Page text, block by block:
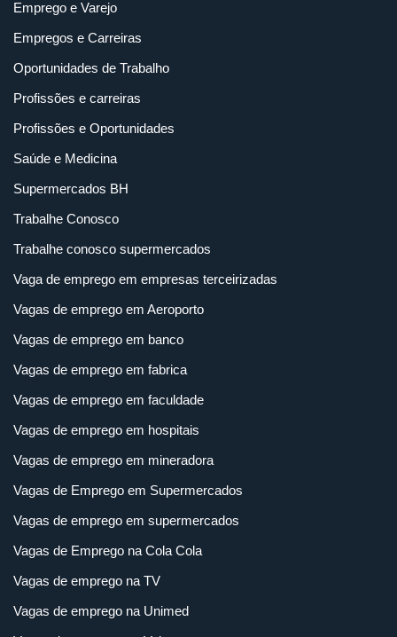
Emprego e Varejo
Empregos e Carreiras
Oportunidades de Trabalho
Profissões e carreiras
Profissões e Oportunidades
Saúde e Medicina
Supermercados BH
Trabalhe Conosco
Trabalhe conosco supermercados
Vaga de emprego em empresas terceirizadas
Vagas de emprego em Aeroporto
Vagas de emprego em banco
Vagas de emprego em fabrica
Vagas de emprego em faculdade
Vagas de emprego em hospitais
Vagas de emprego em mineradora
Vagas de Emprego em Supermercados
Vagas de emprego em supermercados
Vagas de Emprego na Cola Cola
Vagas de emprego na TV
Vagas de emprego na Unimed